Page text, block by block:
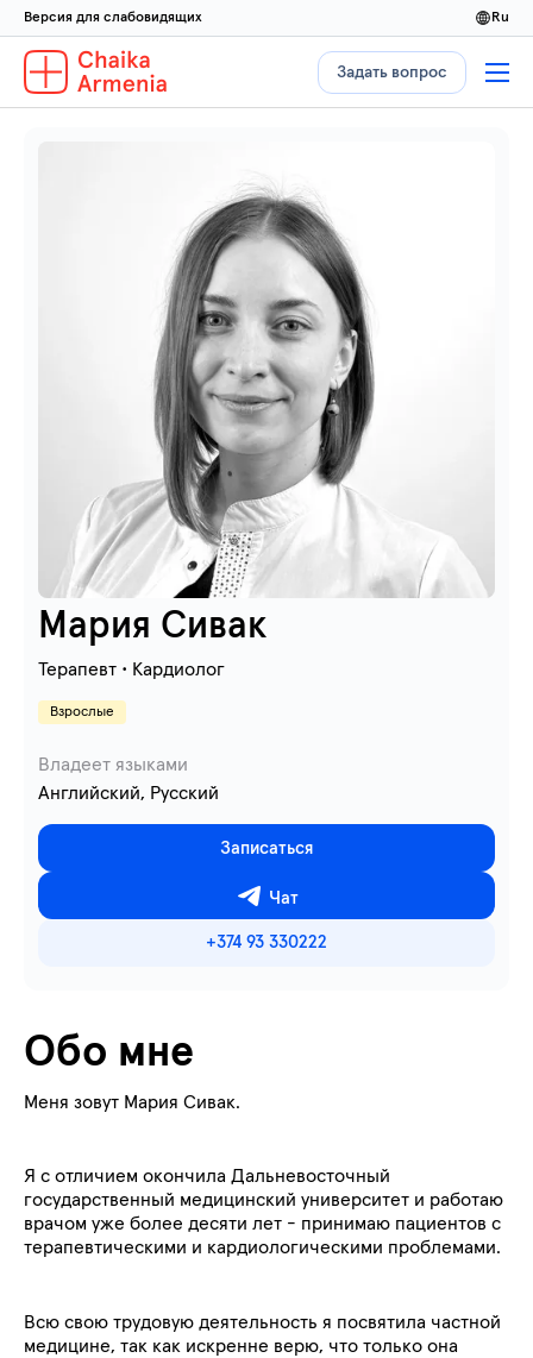
Версия для слабовидящих ru
Задать вопрос
Мария Сивак
Терапевт • Кардиолог
Взрослые
Владеет языками
Английский, Русский
Записаться
Чат
+374 93 330222
Обо мне
Меня зовут Мария Сивак.
Я с отличием окончила Дальневосточный
государственный медицинский университет и работаю
врачом уже более десяти лет - принимаю пациентов с
терапевтическими и кардиологическими проблемами.
Всю свою трудовую деятельность я посвятила частной
медицине, так как искренне верю, что только она